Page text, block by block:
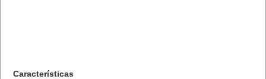
Características